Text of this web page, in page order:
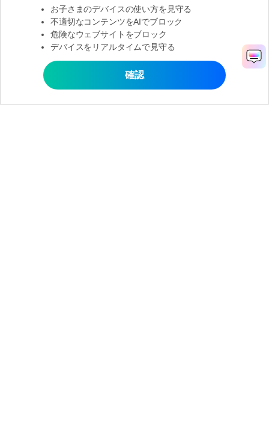
信頼できるペアレンタルコントロールアプリ-
FamiSafe
子供たちのデジタル世界を、安心して見守るた
めに
お子さまのデバイスの使い方を見守る
不適切なコンテンツをAIでブロック
危険なウェブサイトをブロック
デバイスをリアルタイムで見守る
確認